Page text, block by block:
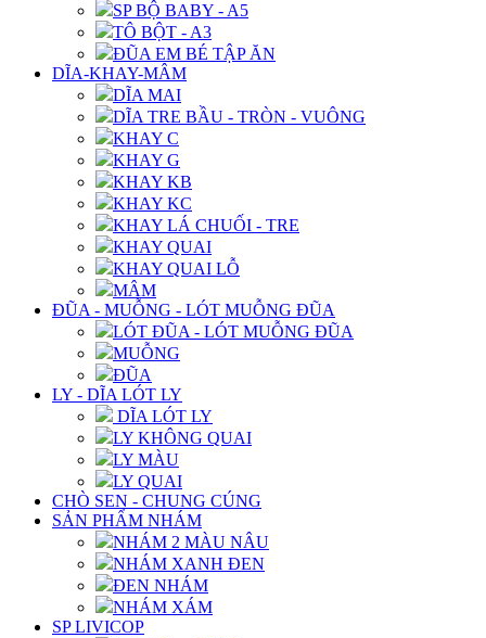
SP BỘ BABY - A5
TÔ BỘT - A3
ĐŨA EM BÉ TẬP ĂN
DĨA-KHAY-MÂM
DĨA MAI
DĨA TRE BẦU - TRÒN - VUÔNG
KHAY C
KHAY G
KHAY KB
KHAY KC
KHAY LÁ CHUỐI - TRE
KHAY QUAI
KHAY QUAI LỖ
MÂM
ĐŨA - MUỖNG - LÓT MUỖNG ĐŨA
LÓT ĐŨA - LÓT MUỖNG ĐŨA
MUỖNG
ĐŨA
LY - DĨA LÓT LY
DĨA LÓT LY
LY KHÔNG QUAI
LY MÀU
LY QUAI
CHÒ SEN - CHUNG CÚNG
SẢN PHẨM NHÁM
NHÁM 2 MÀU NÂU
NHÁM XANH ĐEN
ĐEN NHÁM
NHÁM XÁM
SP LIVICOP